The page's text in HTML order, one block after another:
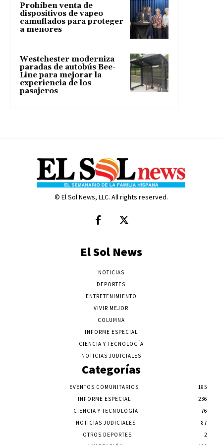
Prohíben venta de
dispositivos de vapeo
camuflados para proteger
a menores
Westchester moderniza
paradas de autobús Bee-
Line para mejorar la
experiencia de los
pasajeros
© El Sol News, LLC. All rights reserved.
El Sol News
NOTICIAS
DEPORTES
ENTRETENIMIENTO
VIVIR MEJOR
COLUMNA
INFORME ESPECIAL
CIENCIA Y TECNOLOGÍA
NOTICIAS JUDICIALES
Categorías
EVENTOS COMUNITARIOS
185
INFORME ESPECIAL
236
CIENCIA Y TECNOLOGÍA
76
NOTICIAS JUDICIALES
87
OTROS DEPORTES
2